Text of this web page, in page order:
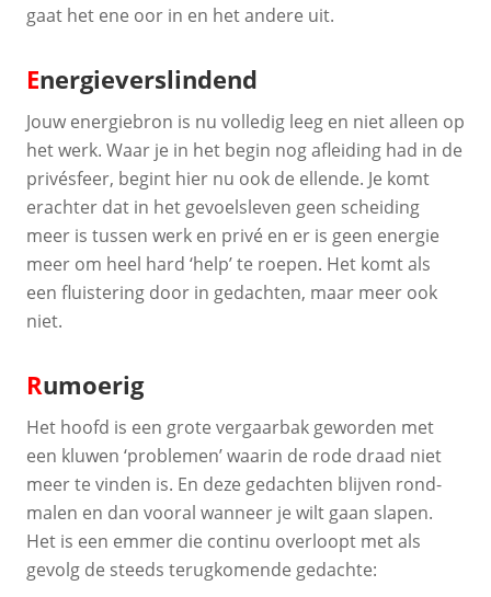
gaat het ene oor in en het andere uit.
Energieverslindend
Jouw energiebron is nu volledig leeg en niet alleen op
het werk. Waar je in het begin nog afleiding had in de
privésfeer, begint hier nu ook de ellende. Je komt
erachter dat in het gevoelsleven geen scheiding
meer is tussen werk en privé en er is geen energie
meer om heel hard ‘help’ te roepen. Het komt als
een fluistering door in gedachten, maar meer ook
niet.
Rumoerig
Het hoofd is een grote vergaarbak geworden met
een kluwen ‘problemen’ waarin de rode draad niet
meer te vinden is. En deze gedachten blijven rond-
malen en dan vooral wanneer je wilt gaan slapen.
Het is een emmer die continu overloopt met als
gevolg de steeds terugkomende gedachte: